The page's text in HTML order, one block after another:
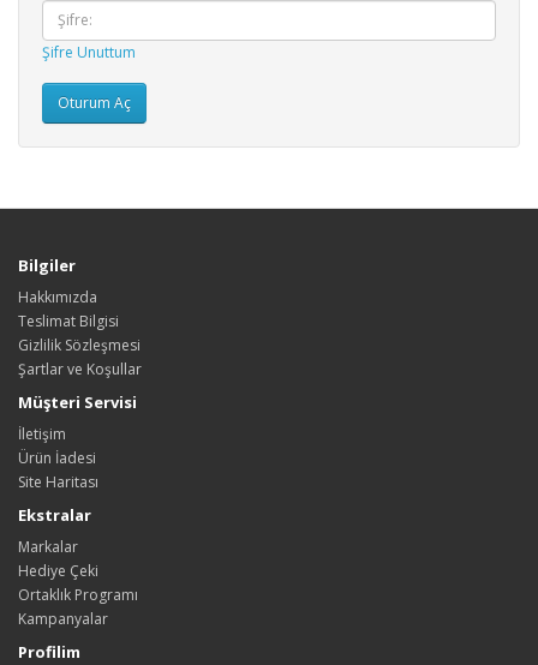
Şifre Unuttum
Bilgiler
Hakkımızda
Teslimat Bilgisi
Gizlilik Sözleşmesi
Şartlar ve Koşullar
Müşteri Servisi
İletişim
Ürün İadesi
Site Haritası
Ekstralar
Markalar
Hediye Çeki
Ortaklık Programı
Kampanyalar
Profilim